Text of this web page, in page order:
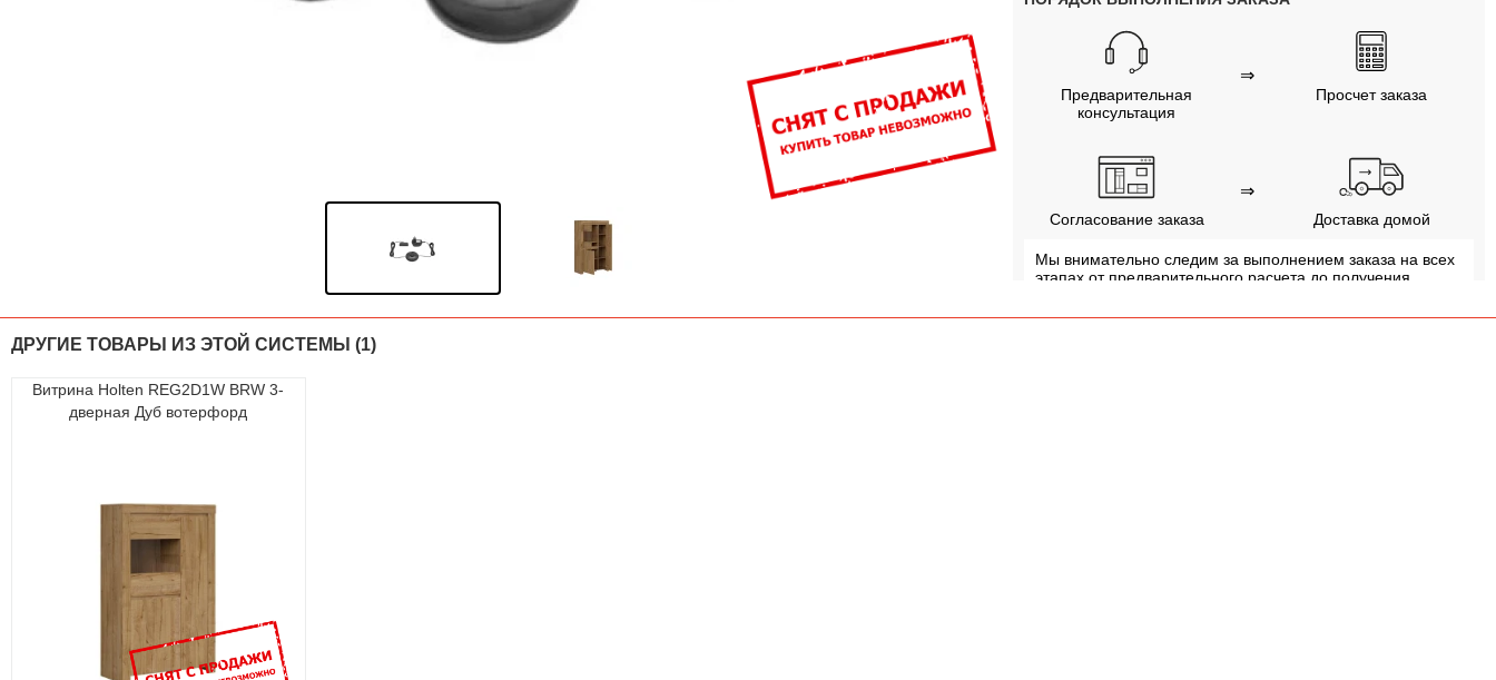
Предварительная
консультация
⇒
Просчет заказа
Согласование заказа
⇒
Доставка домой
Мы внимательно следим за выполнением заказа на всех
этапах от предварительного расчета до получения
ДРУГИЕ ТОВАРЫ ИЗ ЭТОЙ СИСТЕМЫ (1)
Витрина Holten REG2D1W BRW 3-
дверная Дуб вотерфорд